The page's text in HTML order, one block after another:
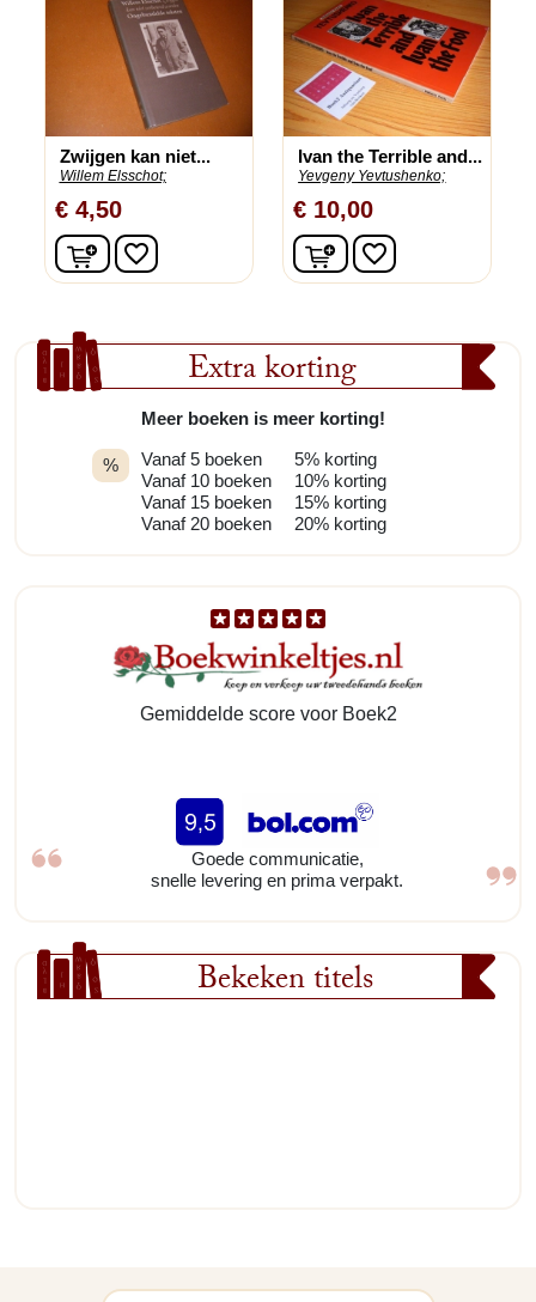
Extra korting
%
Meer boeken is meer korting!
Vanaf 5 boeken
Vanaf 10 boeken
Vanaf 15 boeken
Vanaf 20 boeken
5% korting
10% korting
15% korting
20% korting
Gemiddelde score voor Boek2
Goede communicatie,
snelle levering en prima verpakt.
Bekeken titels
Zwijgen kan niet...
Willem Elsschot;
€ 4,50
In winkelwagen
favorite_border
Ivan the Terrible and...
Yevgeny Yevtushenko;
€ 10,00
In winkelwagen
favorite_border